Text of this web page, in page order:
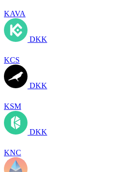
KAVA
DKK
KCS
DKK
KSM
DKK
KNC